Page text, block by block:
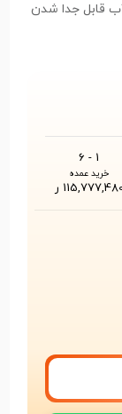
قابل جدا شدن
1 - 6
خرید عمده
ر